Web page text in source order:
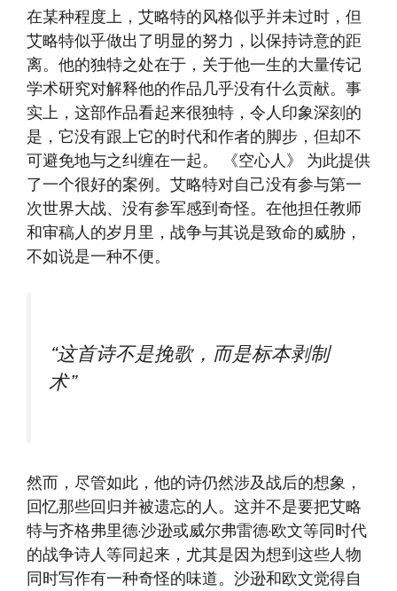
在某种程度上，艾略特的风格似乎并未过时，但
艾略特似乎做出了明显的努力，以保持诗意的距
离。他的独特之处在于，关于他一生的大量传记
学术研究对解释他的作品几乎没有什么贡献。事
实上，这部作品看起来很独特，令人印象深刻的
是，它没有跟上它的时代和作者的脚步，但却不
可避免地与之纠缠在一起。 《空心人》
为此提供
了一个很好的案例。艾略特对自己没有参与第一
次世界大战、没有参军感到奇怪。在他担任教师
和审稿人的岁月里，战争与其说是致命的威胁，
不如说是一种不便。
“这首诗不是挽歌，而是标本剥制
术”
然而，尽管如此，他的诗仍然涉及战后的想象，
回忆那些回归并被遗忘的人。这并不是要把艾略
特与齐格弗里德·沙逊或威尔弗雷德·欧文等同时代
的战争诗人等同起来，尤其是因为想到这些人物
同时写作有一种奇怪的味道。沙逊和欧文觉得自